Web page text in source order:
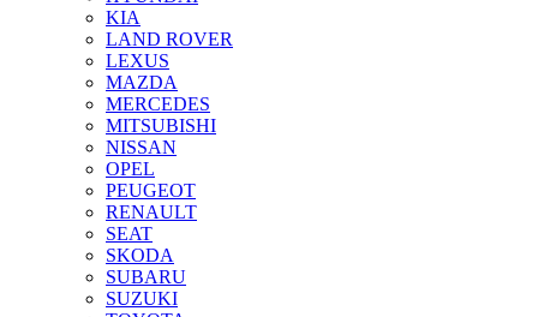
KIA
LAND ROVER
LEXUS
MAZDA
MERCEDES
MITSUBISHI
NISSAN
OPEL
PEUGEOT
RENAULT
SEAT
SKODA
SUBARU
SUZUKI